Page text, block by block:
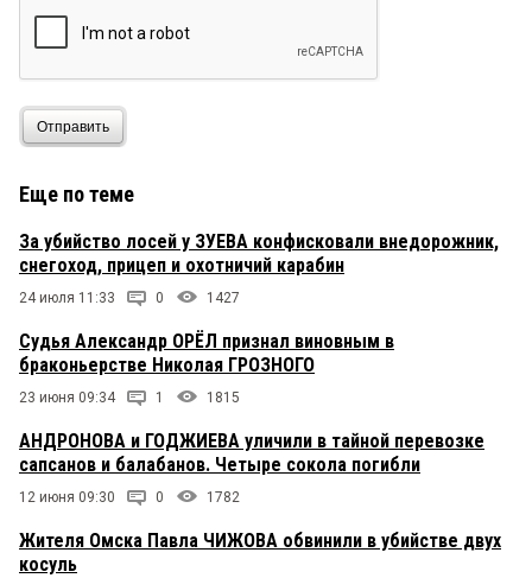
Отправить
Еще по теме
За убийство лосей у ЗУЕВА конфисковали внедорожник,
снегоход, прицеп и охотничий карабин
24 июля 11:33 0 1427
Судья Александр ОРЁЛ признал виновным в
браконьерстве Николая ГРОЗНОГО
23 июня 09:34 1 1815
АНДРОНОВА и ГОДЖИЕВА уличили в тайной перевозке
сапсанов и балабанов. Четыре сокола погибли
12 июня 09:30 0 1782
Жителя Омска Павла ЧИЖОВА обвинили в убийстве двух
косуль